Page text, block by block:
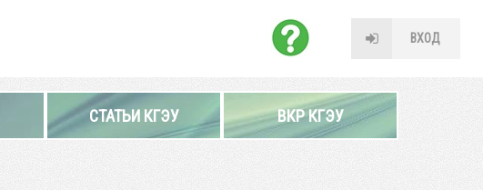
ВХОД
СТАТЬИ КГЭУ ВКР КГЭУ